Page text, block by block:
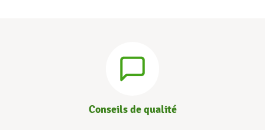
Conseils de qualité